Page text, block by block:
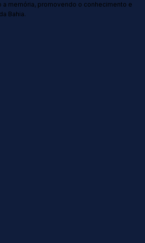
a memória, promovendo o conhecimento e
Bahia.